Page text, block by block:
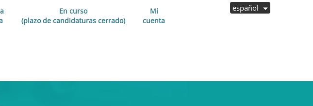
En curso
(plazo de candidaturas cerrado)
Mi
cuenta
español